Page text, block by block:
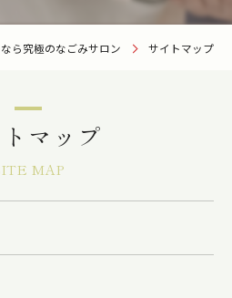
ら究極のなごみサロン サイトマップ
MAP
マップ